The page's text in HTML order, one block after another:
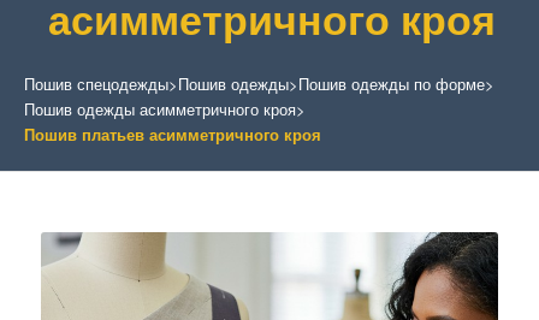
асимметричного кроя
Пошив спецодежды>Пошив одежды>Пошив одежды по форме>
Пошив одежды асимметричного кроя>
Пошив платьев асимметричного кроя